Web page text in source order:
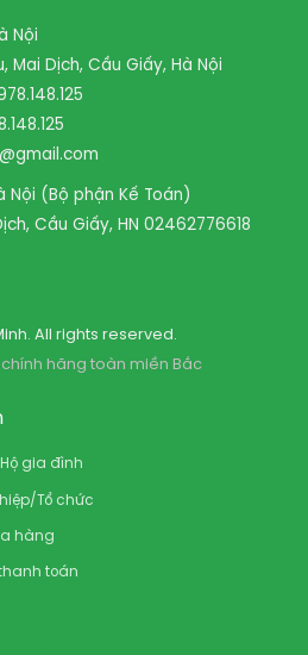
Nội
Mai Dịch, Cầu Giấy, Hà Nội
Nội (Bộ phận Kế Toán)
Cầu Giấy, HN 02462776618
All rights reserved.
hãng toàn miền Bắc
gia đình
Tổ chức
hàng
toán